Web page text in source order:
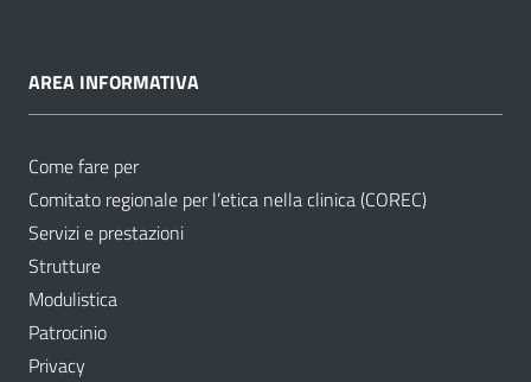
AREA INFORMATIVA
Come fare per
Comitato regionale per l’etica nella clinica (COREC)
Servizi e prestazioni
Strutture
Modulistica
Patrocinio
Privacy